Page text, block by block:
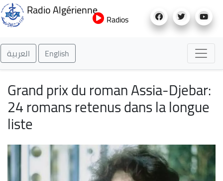
au
Radio Algérienne
Radios
العربية English
Grand prix du roman Assia-Djebar:
24 romans retenus dans la longue
liste